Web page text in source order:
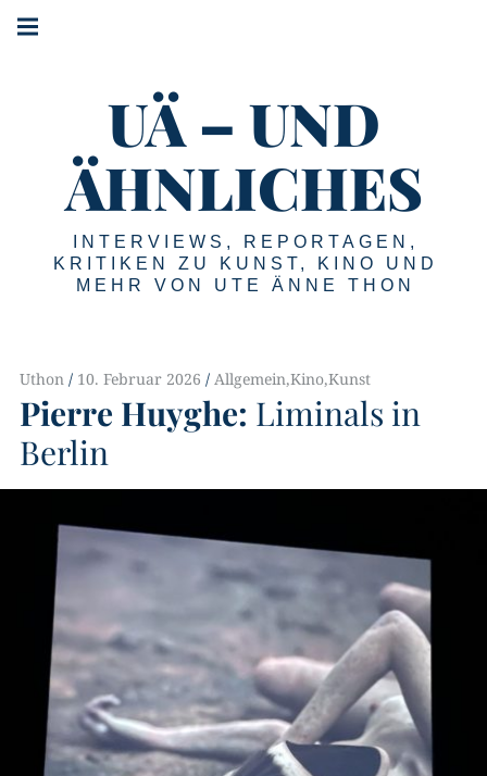
Springe
zum
UÄ – UND
ÄHNLICHES
INTERVIEWS, REPORTAGEN,
KRITIKEN ZU KUNST, KINO UND
MEHR VON UTE ÄNNE THON
Uthon 10. Februar 2026 Allgemein,Kino,Kunst
Pierre Huyghe: Liminals in
Berlin